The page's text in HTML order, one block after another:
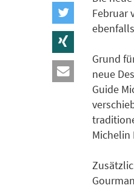
Februar
Grund
neue
Guide
Michelin